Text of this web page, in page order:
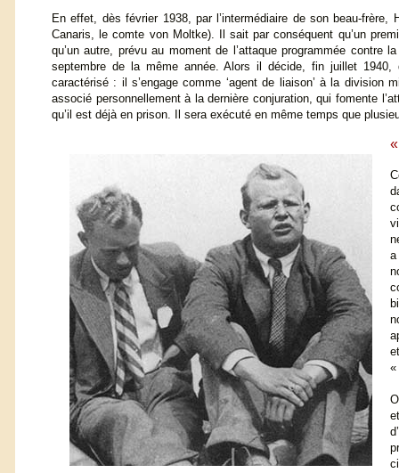
En effet, dès février 1938, par l’intermédiaire de son beau-frère,
Canaris, le comte von Moltke). Il sait par conséquent qu’un
qu’un autre, prévu au moment de l’attaque programmée
septembre de la même année. Alors il décide, fin juillet
caractérisé : il s’engage comme ‘agent de liaison’ à la division
associé personnellement à la dernière conjuration, qui fomente
qu’il est déjà en prison. Il sera exécuté en même temps que
a
«